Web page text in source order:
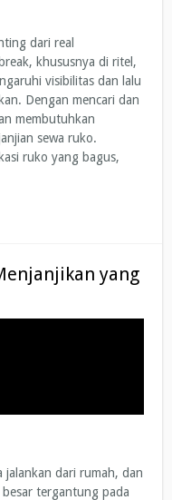
dari real
khususnya di ritel,
visibilitas dan lalu
Dengan mencari dan
membutuhkan
sewa ruko.
ruko yang bagus,
yang
jalankan dari rumah, dan
tergantung pada